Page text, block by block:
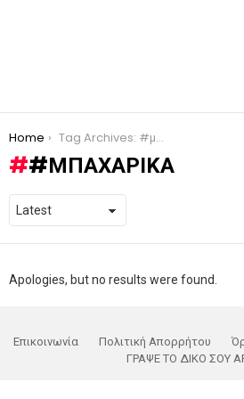
You are here:
Home Tag Archives: #μπαχαρικά
#ΜΠΑΧΑΡΙΚΆ
Apologies, but no results were found.
Επικοινωνία Πολιτική Απορρήτου
ΓΡΑΨΕ ΤΟ ΔΙΚΟ ΣΟΥ